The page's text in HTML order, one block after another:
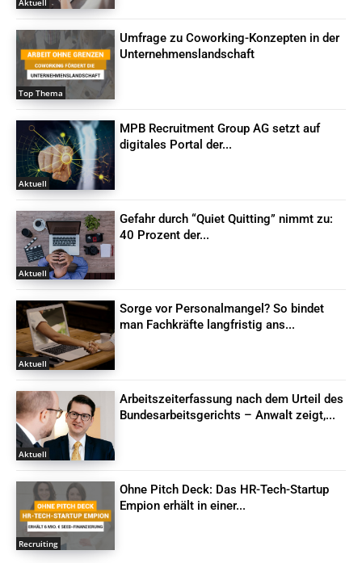
Aktuell
Top Thema
Umfrage zu Coworking-Konzepten in der
Unternehmenslandschaft
Aktuell
MPB Recruitment Group AG setzt auf
digitales Portal der...
Aktuell
Gefahr durch “Quiet Quitting” nimmt zu:
40 Prozent der...
Aktuell
Sorge vor Personalmangel? So bindet
man Fachkräfte langfristig ans...
Aktuell
Arbeitszeiterfassung nach dem Urteil des
Bundesarbeitsgerichts – Anwalt zeigt,...
Recruiting
Ohne Pitch Deck: Das HR-Tech-Startup
Empion erhält in einer...